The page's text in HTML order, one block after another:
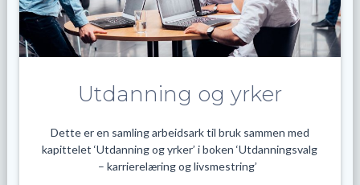
Utdanning og yrker
Dette er en samling arbeidsark til bruk sammen med
kapittelet ‘Utdanning og yrker’ i boken ‘Utdanningsvalg
– karrierelæring og livsmestring’